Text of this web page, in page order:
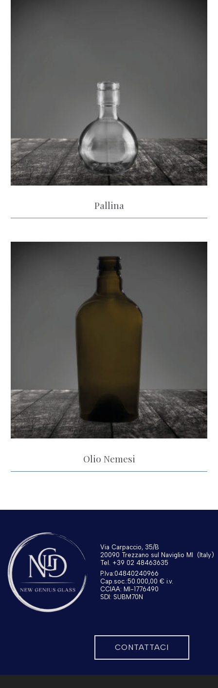
Pallina
Olio Nemesi
Via Carpaccio, 35/B
20090 Trezzano sul Naviglio MI
(Italy)
Tel. +39 02 48463635
P.Iva:04840240966
Cap.soc.:50.000,00 € i.v.
CCIAA: MI-1776490
SDI: SUBM70N
CONTATTACI